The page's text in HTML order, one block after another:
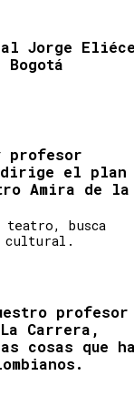
Jorge
profesor
dirige el plan
Amira de la
teatro, busca
cultural.
profesor
Carrera,
cosas que